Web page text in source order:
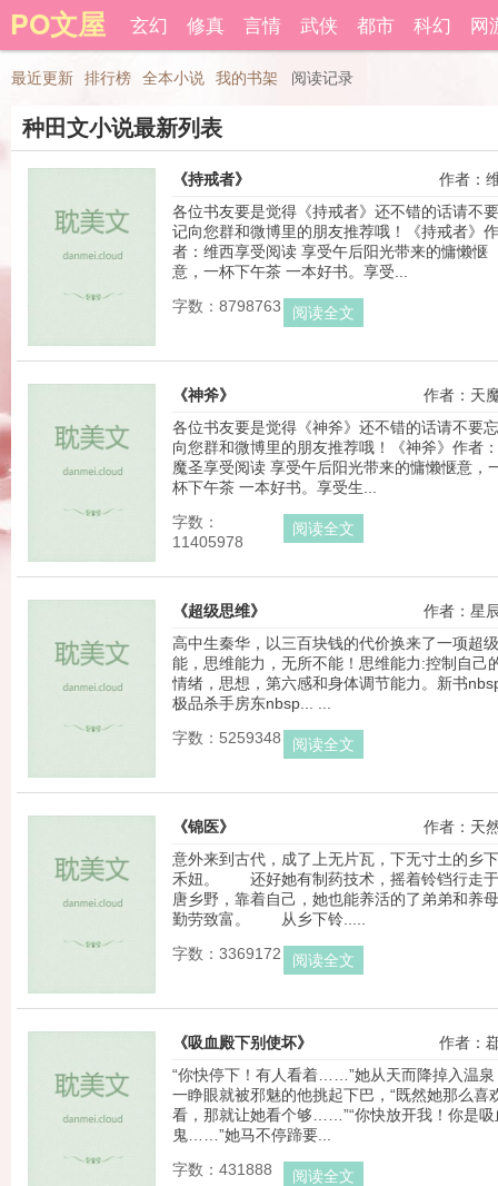
PO文屋 玄幻 修真 言情 武侠 都市 科幻 网
登录后可以拥有藏书和下载书籍功能。
最近更新
排行榜 全本小说 我的书架 阅读记录
种田文小说最新列表
《持戒者》
作者：
各位书友要是觉得《持戒者》还不错的话请不
记向您群和微博里的朋友推荐哦！《持戒者》作
者：维西享受阅读 享受午后阳光带来的慵懒惬
意，一杯下午茶 一本好书。享受...
字数：8798763
阅读全文
《神斧》
作者：天
各位书友要是觉得《神斧》还不错的话请不要
向您群和微博里的朋友推荐哦！《神斧》作者
魔圣享受阅读 享受午后阳光带来的慵懒惬意，
杯下午茶 一本好书。享受生...
字数：
11405978
阅读全文
《超级思维》
作者：星
高中生秦华，以三百块钱的代价换来了一项超
能，思维能力，无所不能！思维能力:控制自己
情绪，思想，第六感和身体调节能力。新书
极品杀手房东nbsp... ...
字数：5259348
阅读全文
《锦医》
作者：天
意外来到古代，成了上无片瓦，下无寸土的乡
禾妞。 还好她有制药技术，摇着铃铛行走
唐乡野，靠着自己，她也能养活的了弟弟和养
勤劳致富。 从乡下铃.....
字数：3369172
阅读全文
《吸血殿下别使坏》
作者：
“你快停下！有人看着……”她从天而降掉入温泉
一睁眼就被邪魅的他挑起下巴，“既然她那么喜
看，那就让她看个够……”“你快放开我！你是吸
鬼……”她马不停蹄要...
字数：431888
阅读全文